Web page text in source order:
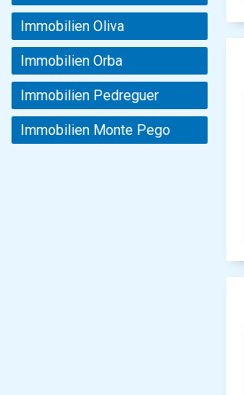
Immobilien Oliva
Immobilien Orba
Immobilien Pedreguer
Immobilien Monte Pego